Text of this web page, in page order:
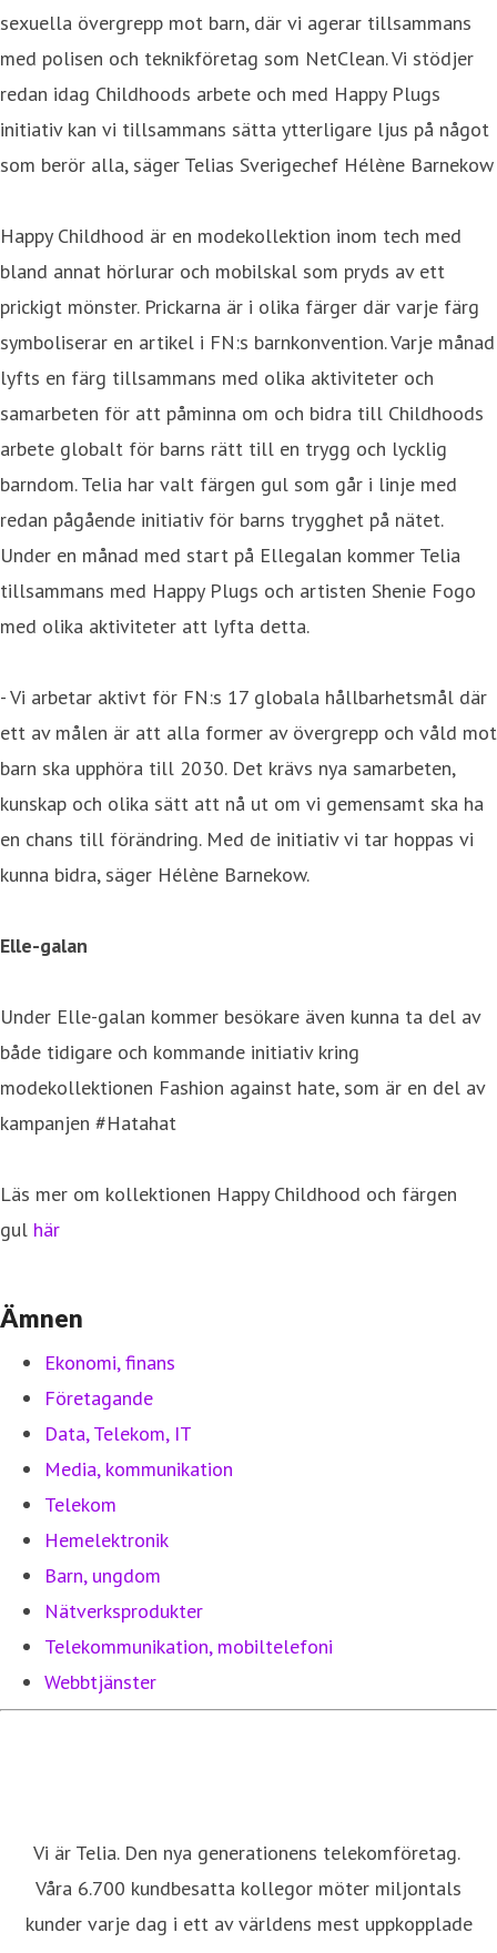
sexuella övergrepp mot barn, där vi agerar tillsammans
med polisen och teknikföretag som NetClean. Vi stödjer
redan idag Childhoods arbete och med Happy Plugs
initiativ kan vi tillsammans sätta ytterligare ljus på något
som berör alla, säger Telias Sverigechef Hélène Barnekow
Happy Childhood är en modekollektion inom tech med
bland annat hörlurar och mobilskal som pryds av ett
prickigt mönster. Prickarna är i olika färger där varje färg
symboliserar en artikel i FN:s barnkonvention. Varje månad
lyfts en färg tillsammans med olika aktiviteter och
samarbeten för att påminna om och bidra till Childhoods
arbete globalt för barns rätt till en trygg och lycklig
barndom. Telia har valt färgen gul som går i linje med
redan pågående initiativ för barns trygghet på nätet.
Under en månad med start på Ellegalan kommer Telia
tillsammans med Happy Plugs och artisten Shenie Fogo
med olika aktiviteter att lyfta detta.
- Vi arbetar aktivt för FN:s 17 globala hållbarhetsmål där
ett av målen är att alla former av övergrepp och våld mot
barn ska upphöra till 2030. Det krävs nya samarbeten,
kunskap och olika sätt att nå ut om vi gemensamt ska ha
en chans till förändring. Med de initiativ vi tar hoppas vi
kunna bidra, säger Hélène Barnekow.
Elle-galan
Under Elle-galan kommer besökare även kunna ta del av
både tidigare och kommande initiativ kring
modekollektionen Fashion against hate, som är en del av
kampanjen #Hatahat
Läs mer om kollektionen Happy Childhood och färgen
gul här
Ämnen
Ekonomi, finans
Företagande
Data, Telekom, IT
Media, kommunikation
Telekom
Hemelektronik
Barn, ungdom
Nätverksprodukter
Telekommunikation, mobiltelefoni
Webbtjänster
Vi är Telia. Den nya generationens telekomföretag.
Våra 6.700 kundbesatta kollegor möter miljontals
kunder varje dag i ett av världens mest uppkopplade